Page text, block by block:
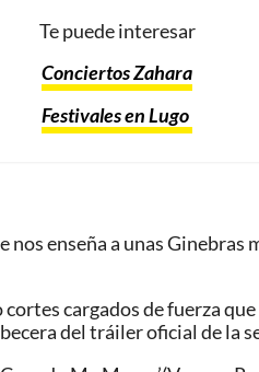
Te puede interesar
Conciertos Zahara
Festivales en Lugo
enseña a unas
cargados de fuerza
del tráiler oficial de la